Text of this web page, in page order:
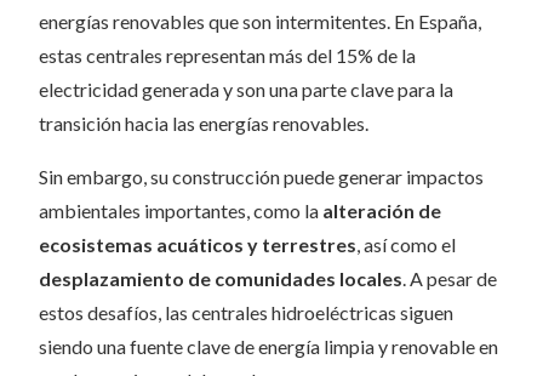
energías renovables que son intermitentes. En España,
estas centrales representan más del 15% de la
electricidad generada y son una parte clave para la
transición hacia las energías renovables.
Sin embargo, su construcción puede generar impactos
ambientales importantes, como la alteración de
ecosistemas acuáticos y terrestres, así como el
desplazamiento de comunidades locales. A pesar de
estos desafíos, las centrales hidroeléctricas siguen
siendo una fuente clave de energía limpia y renovable en